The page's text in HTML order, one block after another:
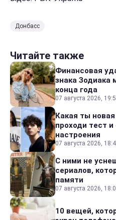
Донбасс
Читайте также
Финансовая
знака Зодиака
конца года
07 августа 2026,
Какая ты
проходи тест
настроения
07 августа 2026,
С ними не
сериалов,
памяти
07 августа 2026,
10 вещей,